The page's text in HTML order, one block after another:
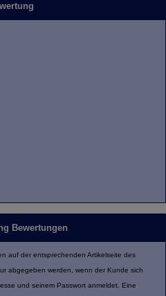
Bewertungen
auf der entsprechenden Artikelseite des
abgegeben werden, wenn der Kunde sich
und seinem Passwort anmeldet. Eine